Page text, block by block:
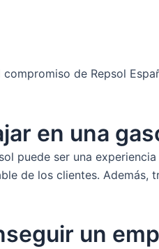
de Repsol
en una
puede ser una
de los clientes.
un